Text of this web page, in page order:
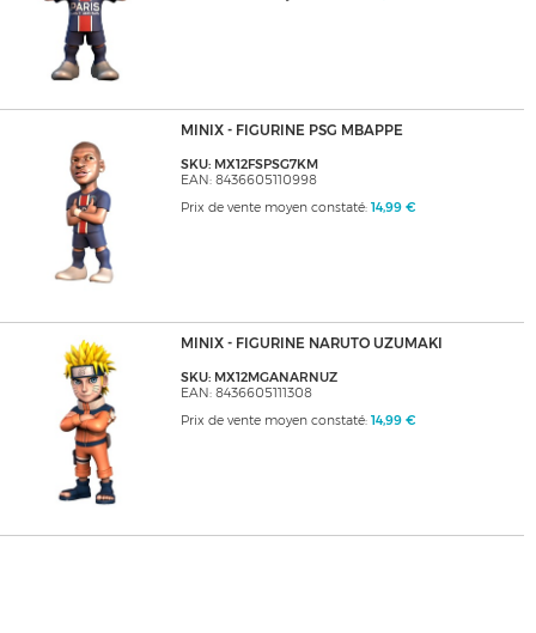
MINIX - FIGURINE PSG MBAPPE
SKU: MX12FSPSG7KM
EAN: 8436605110998
Prix de vente moyen constaté: 14,99 €
MINIX - FIGURINE NARUTO UZUMAKI
SKU: MX12MGANARNUZ
EAN: 8436605111308
Prix de vente moyen constaté: 14,99 €